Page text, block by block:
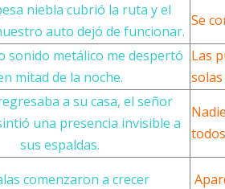
niebla cubrió la ruta y el
auto dejó de funcionar.
Se
sonido metálico me despertó
mitad de la noche.
Las
a su casa, el señor
una presencia invisible a
sus espaldas.
comenzaron a crecer